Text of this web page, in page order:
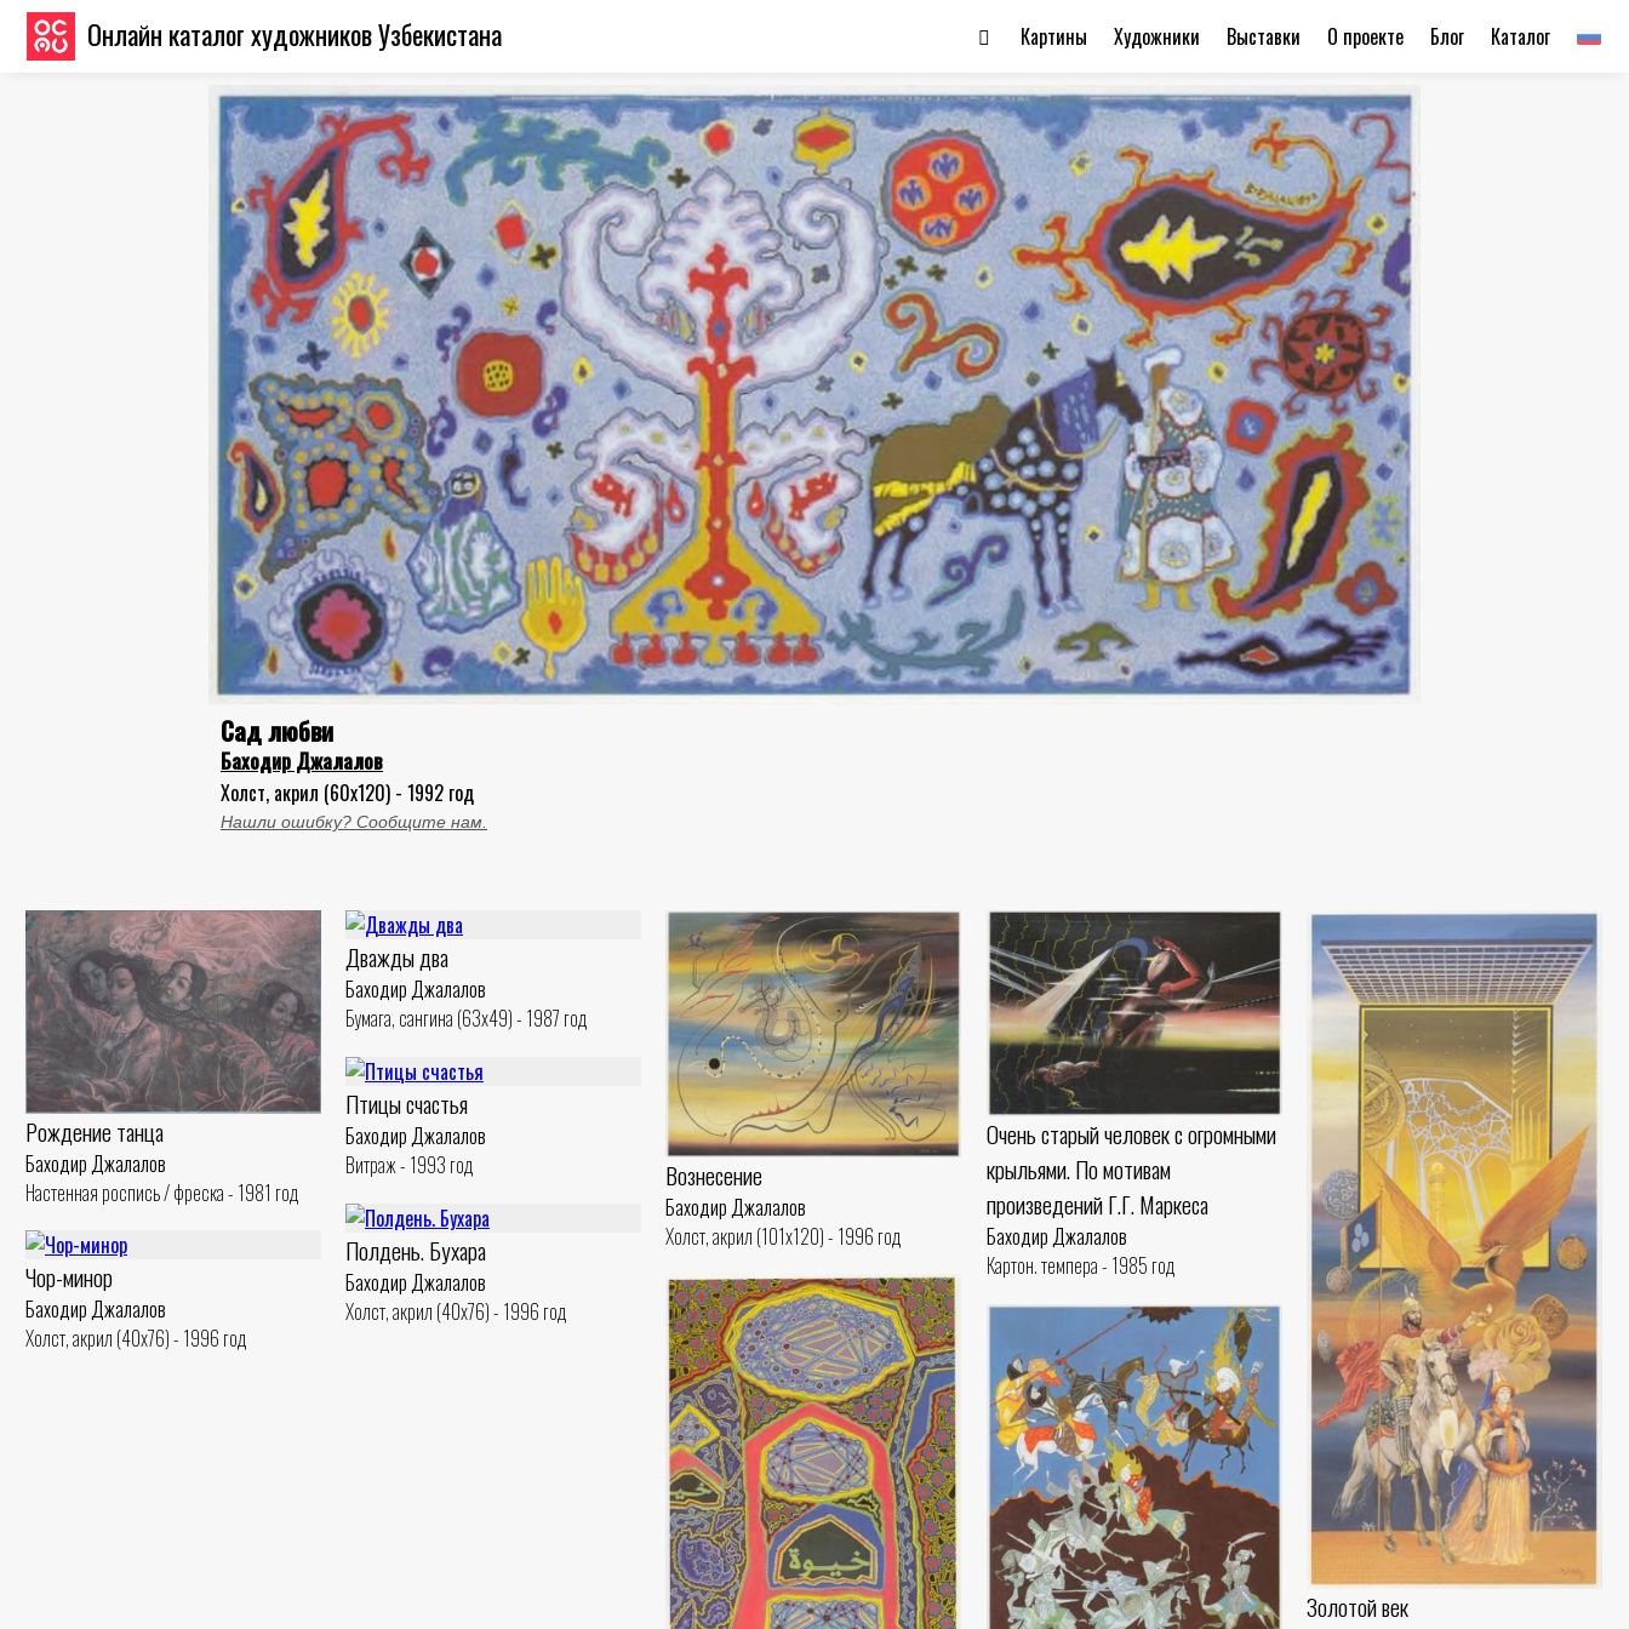
Онлайн каталог художников Узбекистана Каталог
Блог
О проекте
Выставки
Художники
Картины
Сад любви
Баходир Джалалов
Холст, акрил (60x120) - 1992 год
Нашли ошибку? Сообщите нам.
Рождение танца
Баходир Джалалов
Настенная роспись / фреска - 1981 год
Дважды два
Баходир Джалалов
Бумага, сангина (63x49) - 1987 год
Вознесение
Баходир Джалалов
Холст, акрил (101x120) - 1996 год
Очень старый человек с огромными
крыльями. По мотивам
произведений Г.Г. Маркеса
Баходир Джалалов
Картон. темпера - 1985 год
Золотой век
Птицы счастья
Баходир Джалалов
Витраж - 1993 год
Полдень. Бухара
Баходир Джалалов
Холст, акрил (40x76) - 1996 год
Чор-минор
Баходир Джалалов
Холст, акрил (40x76) - 1996 год